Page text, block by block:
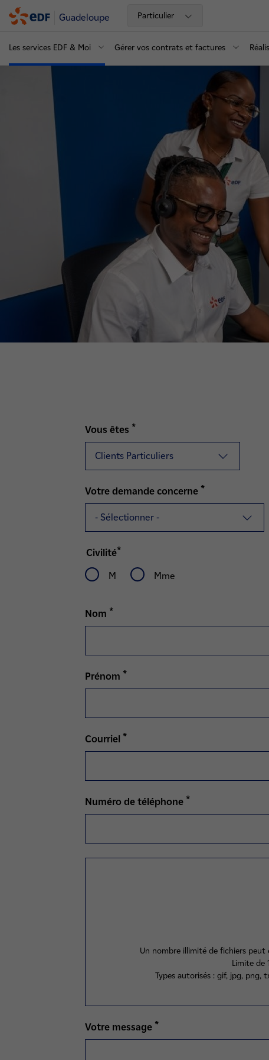
Guadeloupe Particulier
Les services EDF & Moi Gérer vos contrats et factures
Vous êtes *
Votre demande concerne *
Civilité*
M Mme
Nom *
Prénom *
Courriel *
Numéro de téléphone *
Un nombre illimité de fichiers
Limite de
Types autorisés : gif, jpg, png,
Votre message *